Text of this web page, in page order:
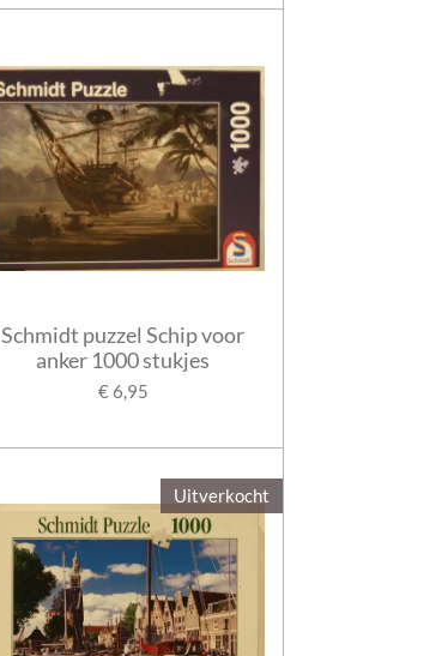
Schmidt puzzel Schip voor
anker 1000 stukjes
€ 6,95
Uitverkocht